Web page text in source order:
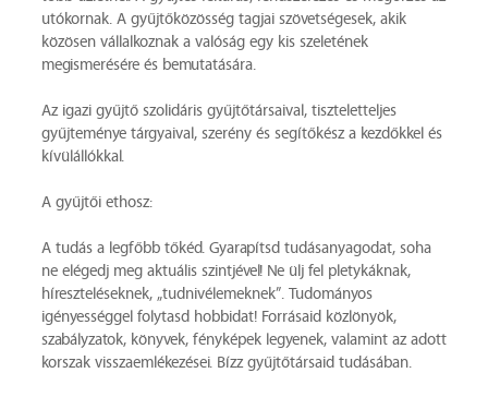
utókornak. A gyűjtőközösség tagjai szövetségesek, akik
közösen vállalkoznak a valóság egy kis szeletének
megismerésére és bemutatására.
Az igazi gyűjtő szolidáris gyűjtőtársaival, tiszteletteljes
gyűjteménye tárgyaival, szerény és segítőkész a kezdőkkel és
kívülállókkal.
A gyűjtői ethosz:
A tudás a legfőbb tőkéd. Gyarapítsd tudásanyagodat, soha
ne elégedj meg aktuális szintjével! Ne ülj fel pletykáknak,
híreszteléseknek, „tudnivélemeknek”. Tudományos
igényességgel folytasd hobbidat! Forrásaid közlönyök,
szabályzatok, könyvek, fényképek legyenek, valamint az adott
korszak visszaemlékezései. Bízz gyűjtőtársaid tudásában.